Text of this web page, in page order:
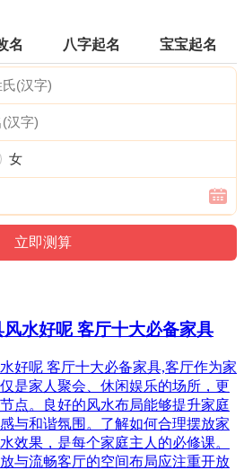
名 八字起名 宝宝起名
女
水好呢 客厅十大必备家具
好呢 客厅十大必备家具,客厅作为家
是家人聚会、休闲娱乐的场所，更
点。良好的风水布局能够提升家庭
与和谐氛围。了解如何合理摆放家
效果，是每个家庭主人的必修课。
与流畅客厅的空间布局应注重开放